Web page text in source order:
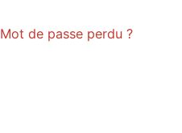
Mot de passe perdu ?